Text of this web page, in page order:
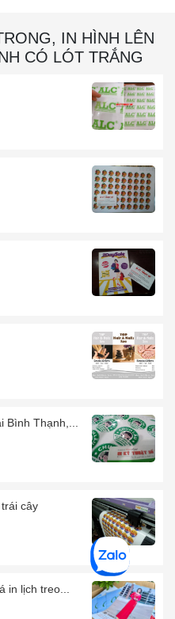
IN HÌNH LÊN
CÓ LÓT TRẮNG
Thạnh,...
cây
in lịch treo...